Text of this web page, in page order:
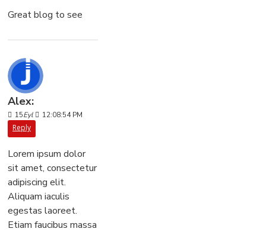
Great blog to see
Alex:
15Eyl 12:08:54 PM
Reply
Lorem ipsum dolor
sit amet, consectetur
adipiscing elit.
Aliquam iaculis
egestas laoreet.
Etiam faucibus massa